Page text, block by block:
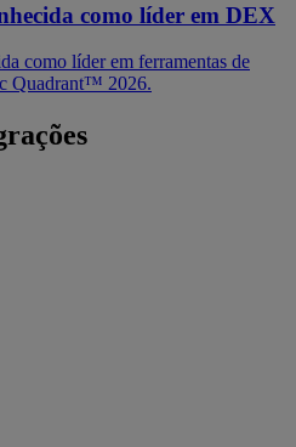
como líder em DEX
como líder em ferramentas de
Quadrant™ 2026.